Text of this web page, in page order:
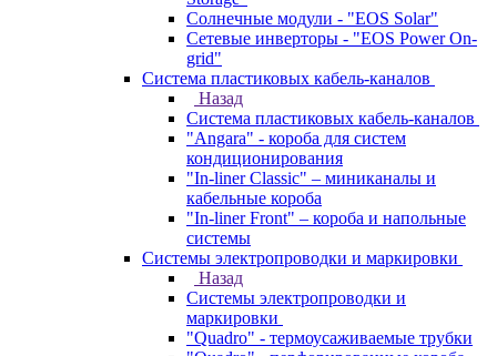
Солнечные модули - "EOS Solar"
Сетевые инверторы - "EOS Power On-
grid"
Система пластиковых кабель-каналов
Назад
Система пластиковых кабель-каналов
"Angara" - короба для систем
кондиционирования
"In-liner Classic" – миниканалы и
кабельные короба
"In-liner Front" – короба и напольные
системы
Системы электропроводки и маркировки
Назад
Системы электропроводки и
маркировки
"Quadro" - термоусаживаемые трубки